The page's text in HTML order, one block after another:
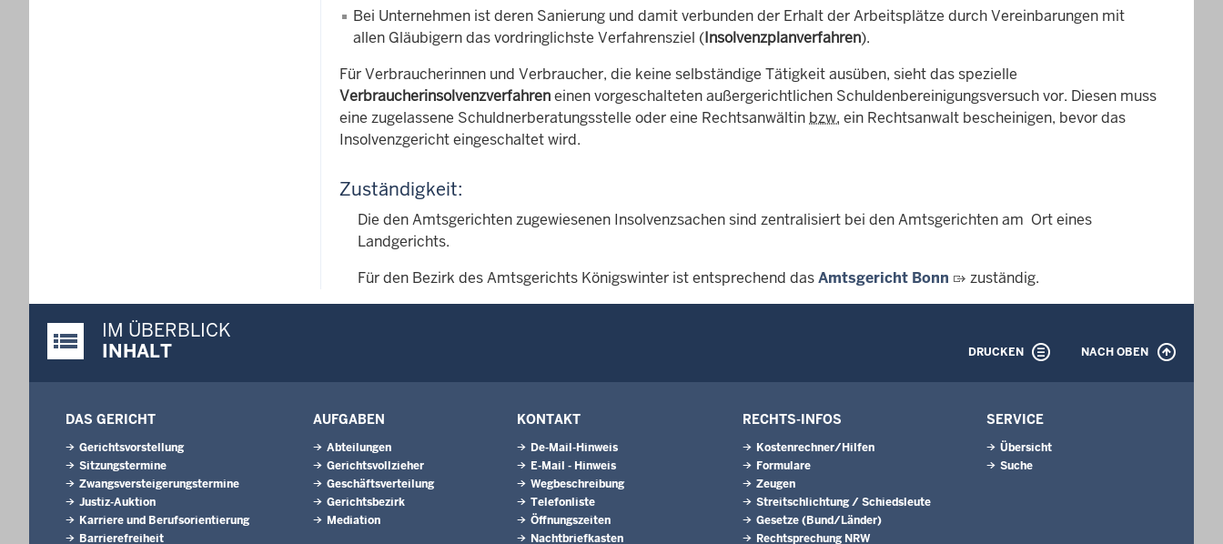
Bei Unternehmen ist deren Sanierung und damit verbunden der Erhalt der Arbeitsplätze durch Vereinbarungen mit
allen Gläubigern das vordringlichste Verfahrensziel (Insolvenzplanverfahren).
Für Verbraucherinnen und Verbraucher, die keine selbständige Tätigkeit ausüben, sieht das spezielle
Verbraucherinsolvenzverfahreneinen vorgeschalteten außergerichtlichen Schuldenbereinigungsversuch vor. Diesen muss
eine zugelassene Schuldnerberatungsstelle oder eine Rechtsanwältin bzw. ein Rechtsanwalt bescheinigen, bevor das
Insolvenzgericht eingeschaltet wird.
Zuständigkeit:
Die den Amtsgerichten zugewiesenen Insolvenzsachen sind zentralisiert bei den Amtsgerichten am Ort eines
Landgerichts.
Für den Bezirk des Amtsgerichts Königswinter ist entsprechend dasAmtsgericht Bonn zuständig.
Justiz-Portal im Überblick:
IM ÜBERBLICK
INHALT
DRUCKEN NACH OBEN
DAS GERICHT
Gerichtsvorstellung
Sitzungstermine
Zwangsversteigerungstermine
Justiz-Auktion
Karriere und Berufsorientierung
Barrierefreiheit
AUFGABEN
Abteilungen
Gerichtsvollzieher
Geschäftsverteilung
Gerichtsbezirk
Mediation
KONTAKT
De-Mail-Hinweis
E-Mail - Hinweis
Wegbeschreibung
Telefonliste
Öffnungszeiten
Nachtbriefkasten
RECHTS-INFOS
Kostenrechner/Hilfen
Formulare
Zeugen
Streitschlichtung / Schiedsleute
Gesetze (Bund/Länder)
Rechtsprechung NRW
SERVICE
Übersicht
Suche